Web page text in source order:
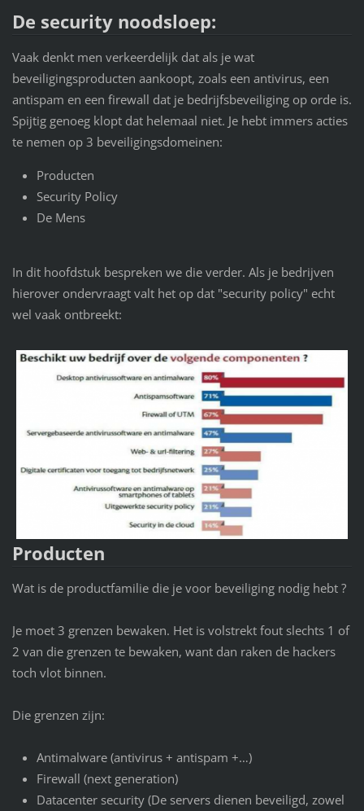
De security noodsloep:
Vaak denkt men verkeerdelijk dat als je wat
beveiligingsproducten aankoopt, zoals een antivirus, een
antispam en een firewall dat je bedrijfsbeveiliging op orde is.
Spijtig genoeg klopt dat helemaal niet. Je hebt immers acties
te nemen op 3 beveiligingsdomeinen:
Producten
Security Policy
De Mens
In dit hoofdstuk bespreken we die verder. Als je bedrijven
hierover ondervraagt valt het op dat "security policy" echt
wel vaak ontbreekt:
Producten
Wat is de productfamilie die je voor beveiliging nodig hebt ?
Je moet 3 grenzen bewaken. Het is volstrekt fout slechts 1 of
2 van die grenzen te bewaken, want dan raken de hackers
toch vlot binnen.
Die grenzen zijn:
Antimalware (antivirus + antispam +…)
Firewall (next generation)
Datacenter security (De servers dienen beveiligd, zowel